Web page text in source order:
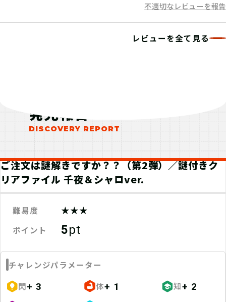
不適切なレビューを報告
レビューを全て見る
発見報告
ご注文は謎解きですか？？（第2弾）／謎付きク
リアファイル 千夜＆シャロver.
難易度 ★★★
ポイント 5pt
チャレンジパラメーター
閃+ 3 体+ 1 知+ 2